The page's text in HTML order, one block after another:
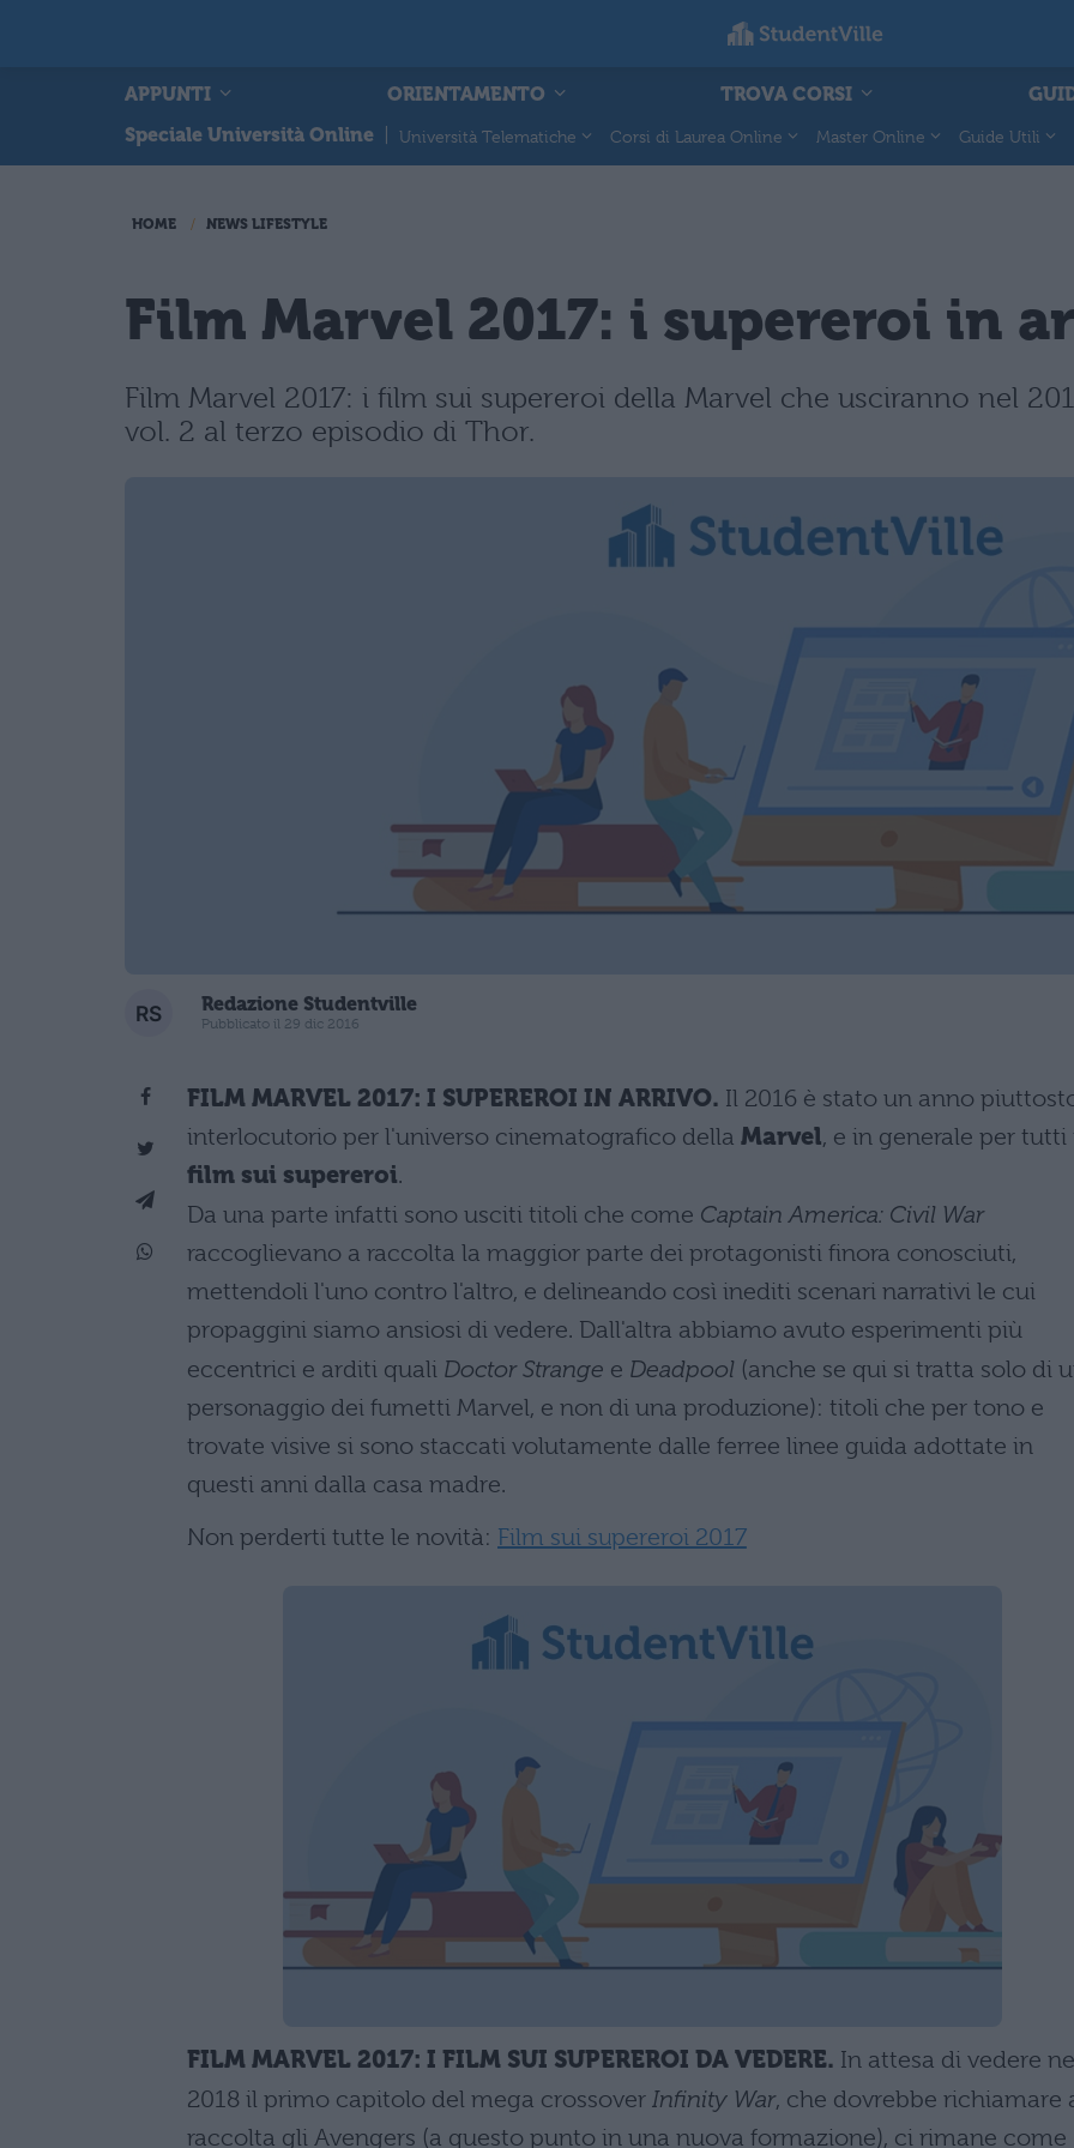
APPUNTI ORIENTAMENTO TROVA CORSI
Speciale Università Online
Università Telematiche Corsi di Laurea Online Master Online Guide Utili
HOME NEWS LIFESTYLE
Film Marvel 2017: i supereroi in
Film Marvel 2017: i film sui supereroi della Marvel che usciranno nel
vol. 2 al terzo episodio di Thor.
Redazione Studentville
Pubblicato il 29 dic 2016
FILM MARVEL 2017: I SUPEREROI IN ARRIVO. Il 2016 è stato un anno
interlocutorio per l'universo cinematografico della Marvel, e in generale per tutti
film sui supereroi.
Da una parte infatti sono usciti titoli che come Captain America: Civil War
raccoglievano a raccolta la maggior parte dei protagonisti finora conosciuti,
mettendoli l'uno contro l'altro, e delineando così inediti scenari narrativi le cui
propaggini siamo ansiosi di vedere. Dall'altra abbiamo avuto esperimenti più
eccentrici e arditi quali Doctor Strange e Deadpool (anche se qui si tratta solo di
personaggio dei fumetti Marvel, e non di una produzione): titoli che per tono e
trovate visive si sono staccati volutamente dalle ferree linee guida adottate in
questi anni dalla casa madre.
Non perderti tutte le novità: Film sui supereroi 2017
FILM MARVEL 2017: I FILM SUI SUPEREROI DA VEDERE. In attesa di vedere
2018 il primo capitolo del mega crossover Infinity War, che dovrebbe richiamare
raccolta gli Avengers (a questo punto in una nuova formazione), ci rimane come